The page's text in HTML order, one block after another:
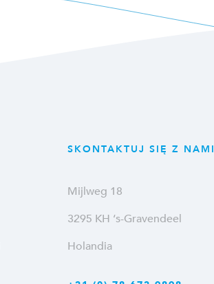
SKONTAKTUJ SIĘ Z NAMI
Mijlweg 18
3295 KH ‘s-Gravendeel
Holandia